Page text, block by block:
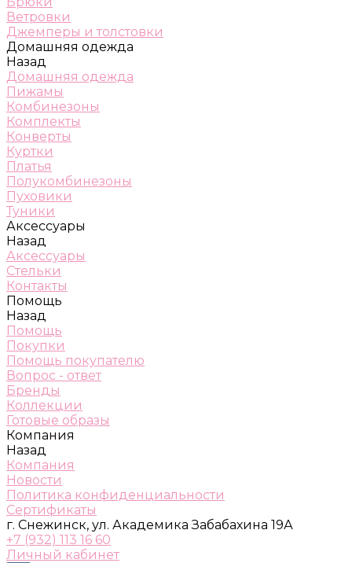
Ветровки
Джемперы и толстовки
Домашняя одежда
Назад
Домашняя одежда
Пижамы
Комбинезоны
Комплекты
Конверты
Куртки
Платья
Полукомбинезоны
Пуховики
Туники
Аксессуары
Назад
Аксессуары
Стельки
Контакты
Помощь
Назад
Помощь
Покупки
Помощь покупателю
Вопрос - ответ
Бренды
Коллекции
Готовые образы
Компания
Назад
Компания
Новости
Политика конфиденциальности
Сертификаты
г. Снежинск, ул. Академика Забабахина 19А
+7 (932) 113 16 60
Личный кабинет